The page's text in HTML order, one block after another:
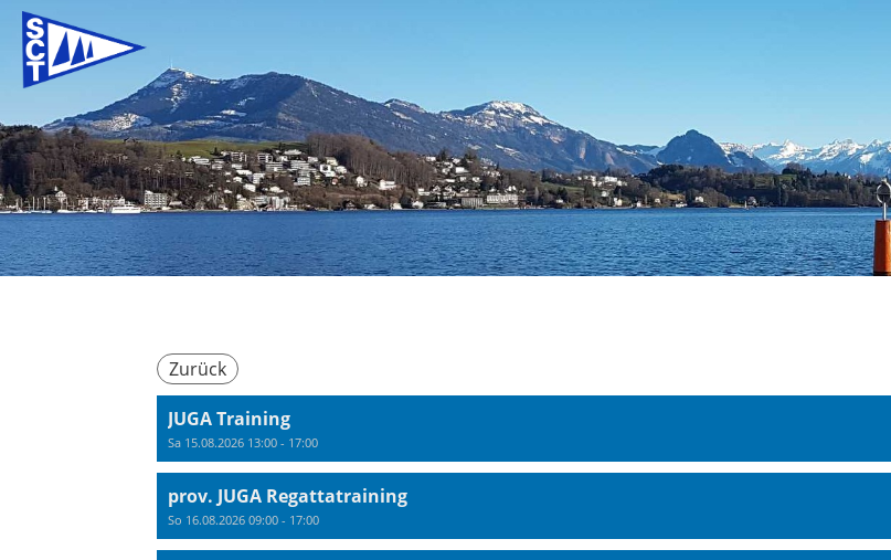
Zurück
JUGA Training
Sa 15.08.2026 13:00 - 17:00
prov. JUGA Regattatraining
So 16.08.2026 09:00 - 17:00